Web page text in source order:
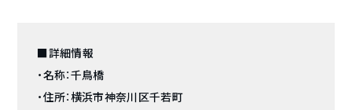
■詳細情報
・名称：千鳥橋
・住所：横浜市神奈川区千若町